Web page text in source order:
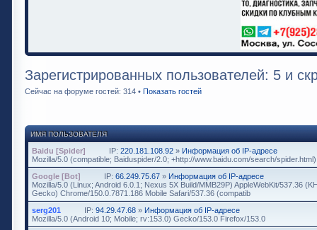
Зарегистрированных пользователей: 5 и
Сейчас на форуме гостей: 314 • Показать гостей
ИМЯ ПОЛЬЗОВАТЕЛЯ
Baidu [Spider] IP: 220.181.108.92 » Информация об IP-адресе
Mozilla/5.0 (compatible; Baiduspider/2.0; +http://www.baidu.com/search/spider.html)
Google [Bot]
IP: 66.249.75.67 » Информация об IP-адресе
Mozilla/5.0 (Linux; Android 6.0.1; Nexus 5X Build/MMB29P) AppleWebKit/537.36
Gecko) Chrome/150.0.7871.186 Mobile Safari/537.36 (compatib
serg201
IP: 94.29.47.68 » Информация об IP-адресе
Mozilla/5.0 (Android 10; Mobile; rv:153.0) Gecko/153.0 Firefox/153.0